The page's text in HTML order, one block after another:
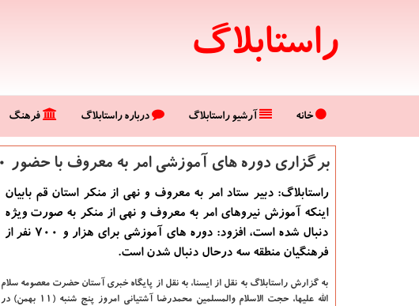
راستابلاگ
خانه آرشیو راستابلاگ درباره راستابلاگ فرهنگ
برگزاری دوره های آموزشی امر به معروف با حضور ۱۷۰۰ فرهنگی
راستابلاگ: دبیر ستاد امر به معروف و نهی از منكر استان قم بابیان
اینكه آموزش نیروهای امر به معروف و نهی از منكر به صورت ویژه
دنبال شده است، افزود: دوره های آموزشی برای هزار و ۷۰۰ نفر از
فرهنگیان منطقه سه درحال دنبال شدن است.
به گزارش راستابلاگ به نقل از ایسنا، به نقل از پایگاه خبری آستان حضرت معصومه سلام
الله علیها، حجت الاسلام والمسلمین محمدرضا آشتیانی امروز پنج شنبه (۱۱ بهمن) در